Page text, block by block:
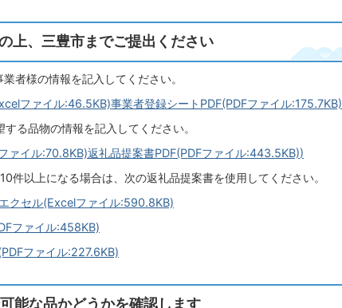
上、三豊市までご提出ください
者様の情報を記入してください。
ファイル:46.5KB)事業者登録シートPDF(PDFファイル:175.7KB)
る品物の情報を記入してください。
ァイル:70.8KB)返礼品提案書PDF(PDFファイル:443.5KB))
件以上になる場合は、次の返礼品提案書を使用してください。
クセル(Excelファイル:590.8KB)
ファイル:458KB)
ファイル:227.6KB)
能な品かどうかを確認します